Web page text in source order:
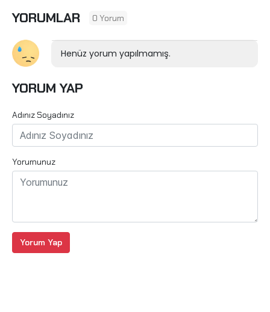
YORUMLAR 0 Yorum
Henüz yorum yapılmamış.
YORUM YAP
Adınız Soyadınız
Yorumunuz
Yorum Yap